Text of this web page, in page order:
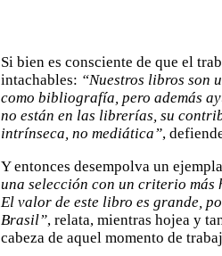
Si bien es consciente de que el
intachables: “Nuestros libros son
como bibliografía, pero además
no están en las librerías, su
intrínseca, no mediática”,
Y entonces desempolva un
una selección con un criterio más
El valor de este libro es grande,
Brasil”, relata, mientras hojea y
cabeza de aquel momento de